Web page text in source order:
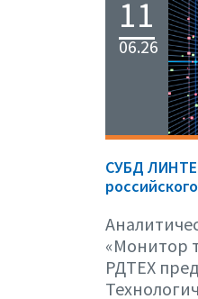
11
06.26
СУБД
«Монитор
РДТЕХ